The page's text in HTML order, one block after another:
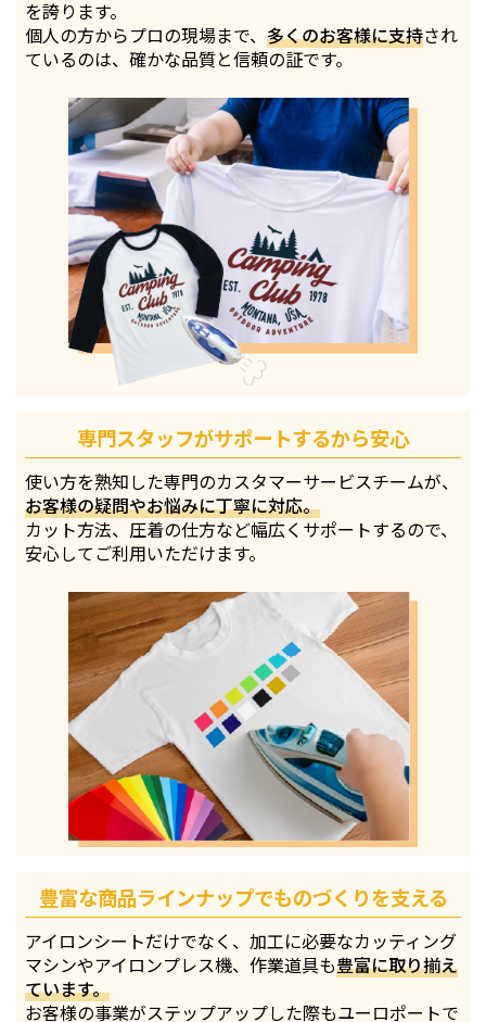
を誇ります。
個人の方からプロの現場まで、多くのお客様に支持され
ているのは、確かな品質と信頼の証です。
専門スタッフがサポートするから安心
使い方を熟知した専門のカスタマーサービスチームが、
お客様の疑問やお悩みに丁寧に対応。
カット方法、圧着の仕方など幅広くサポートするので、
安心してご利用いただけます。
豊富な商品ラインナップでものづくりを支える
アイロンシートだけでなく、加工に必要なカッティング
マシンやアイロンプレス機、作業道具も豊富に取り揃え
ています。
お客様の事業がステップアップした際もユーロポートで